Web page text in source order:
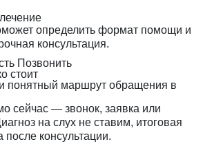
определить формат помощи и
консультация.
Позвонить
стоит
понятный маршрут обращения в
сейчас — звонок, заявка или
на слух не ставим, итоговая
после консультации.